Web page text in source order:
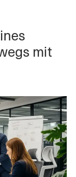
mit